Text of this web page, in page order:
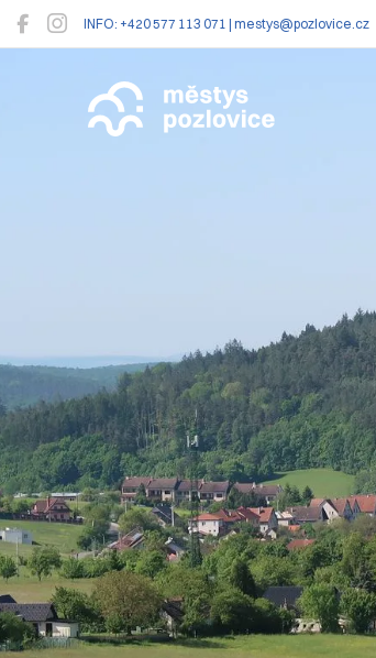
INFO: +420 577 113 071 | mestys@pozlovice.cz
Pozlovice